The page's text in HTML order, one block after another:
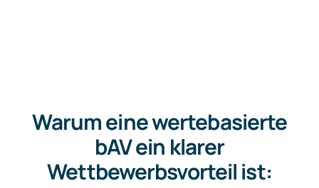
Warum eine wertebasierte
bAV ein klarer
Wettbewerbsvorteil ist: